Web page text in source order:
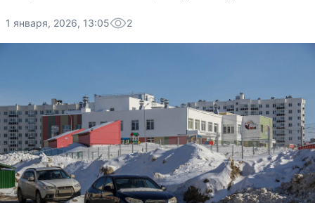
1 января, 2026, 13:05 2